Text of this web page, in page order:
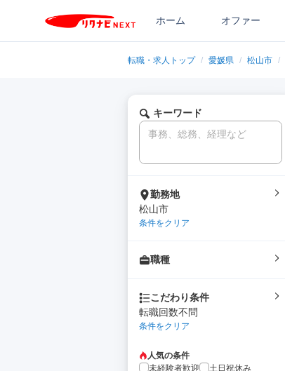
ホーム オファー
転職・求人トップ / 愛媛県 / 松山市 /
キーワード
勤務地
松山市
条件をクリア
職種
こだわり条件
転職回数不問
条件をクリア
人気の条件
未経験者歓迎
土日祝休み